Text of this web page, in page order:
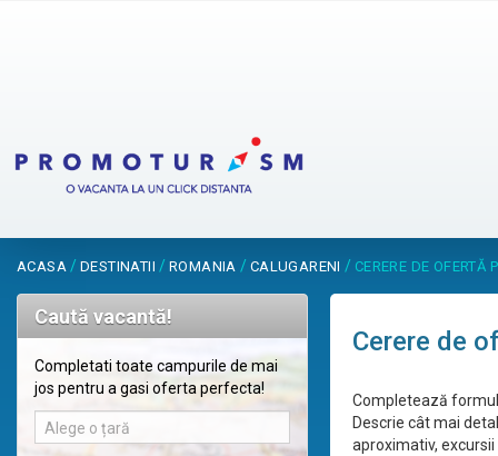
ACASA / DESTINATII / ROMANIA / CALUGARENI / CERERE DE OFERTĂ
Caută vacantă!
Completati toate campurile de mai
jos pentru a gasi oferta perfecta!
Alege o țară
Cerere de
Completează
Descrie cât mai
aproximativ,